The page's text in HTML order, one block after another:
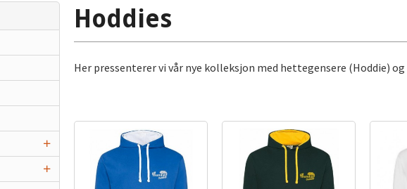
Hoddies
Her pressenterer vi vår nye kolleksjon med hettegensere (Hoddie)